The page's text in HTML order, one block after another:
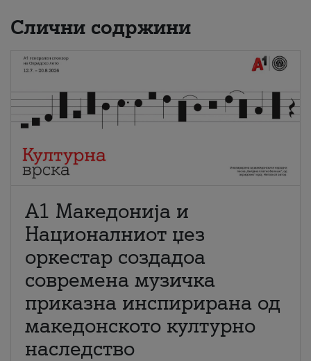
Слични содржини
А1 Македонија и
Националниот џез
оркестар создадоа
современа музичка
приказна инспирирана од
македонското културно
наследство